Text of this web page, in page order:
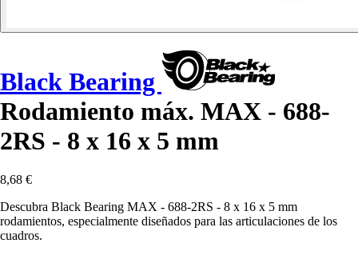
Black Bearing
Rodamiento máx. MAX - 688-
2RS - 8 x 16 x 5 mm
8,68 €
Descubra Black Bearing MAX - 688-2RS - 8 x 16 x 5 mm
rodamientos, especialmente diseñados para las articulaciones de los
cuadros.